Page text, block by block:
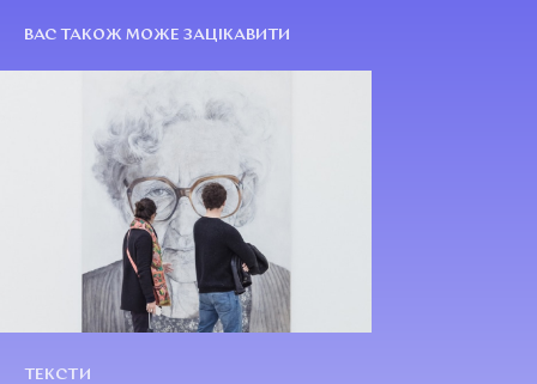
ВАС ТАКОЖ МОЖЕ ЗАЦІКАВИТИ
ТЕКСТИ